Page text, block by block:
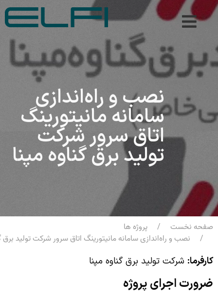
نصب و راه‌اندازی
سامانه مانیتورینگ
اتاق سرور شرکت
تولید برق گناوه مپنا
صفحه نخست
پروژه ها
نصب و راه‌اندازی سامانه مانیتورینگ اتاق سرور شرکت تولید برق
کارفرما: شرکت تولید برق گناوه مپنا
ضرورت اجرای پروژه